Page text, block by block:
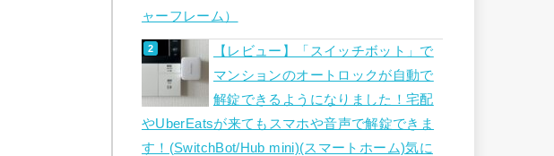
ャーフレーム）
【レビュー】「スイッチボット」で
マンションのオートロックが自動で
解錠できるようになりました！宅配
やUberEatsが来てもスマホや音声で解錠できま
す！(SwitchBot/Hub mini)(スマートホーム)気に